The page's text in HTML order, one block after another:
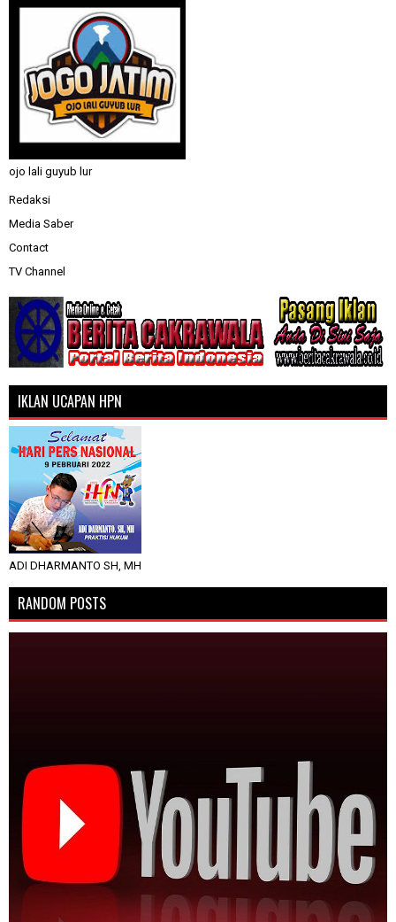
ojo lali guyub lur
Redaksi
Media Saber
Contact
TV Channel
IKLAN UCAPAN HPN
ADI DHARMANTO SH, MH
RANDOM POSTS